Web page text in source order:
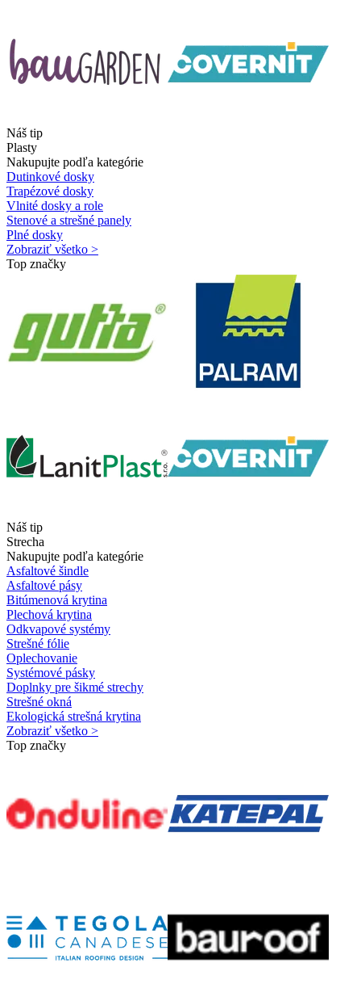
Náš tip
Plasty
Nakupujte podľa kategórie
Dutinkové dosky
Trapézové dosky
Vlnité dosky a role
Stenové a strešné panely
Plné dosky
Zobraziť všetko >
Top značky
Náš tip
Strecha
Nakupujte podľa kategórie
Asfaltové šindle
Asfaltové pásy
Bitúmenová krytina
Plechová krytina
Odkvapové systémy
Strešné fólie
Oplechovanie
Systémové pásky
Doplnky pre šikmé strechy
Strešné okná
Ekologická strešná krytina
Zobraziť všetko >
Top značky